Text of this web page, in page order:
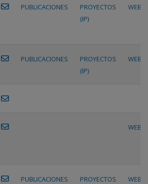
PUBLICACIONES
PROYECTOS
(IP)
WEB
PUBLICACIONES
PROYECTOS
(IP)
WEB
WEB
PUBLICACIONES
PROYECTOS
WEB